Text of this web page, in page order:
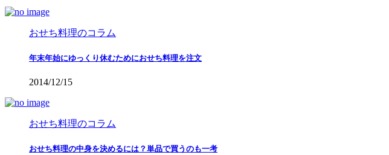
おせち料理のコラム
年末年始にゆっくり休むためにおせち料理を注文
2014/12/15
おせち料理のコラム
おせち料理の中身を決めるには？単品で買うのも一考